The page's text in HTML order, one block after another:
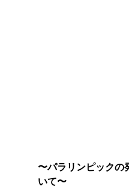
〜パラリンピックの
いて〜